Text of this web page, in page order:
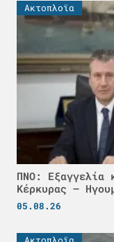
Ακτοπλοϊα
ΠΝΟ: Εξαγγελία
Κέρκυρας –
05.08.26